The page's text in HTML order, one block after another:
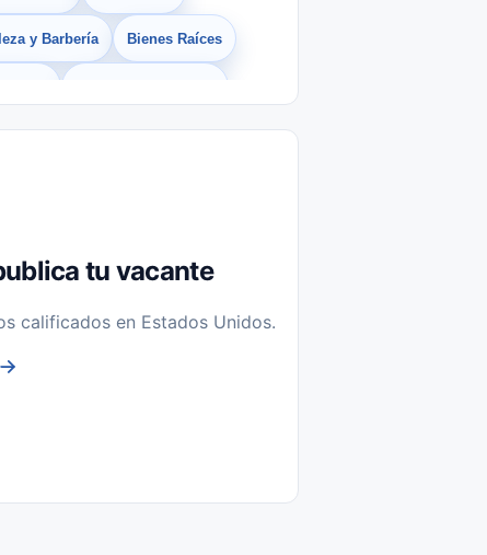
y Barbería Bienes Raíces
Sin Experiencia
tu vacante
calificados en Estados Unidos.